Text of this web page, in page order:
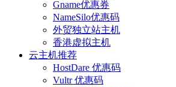
Gname优惠券
NameSilo优惠码
外贸独立站主机
香港虚拟主机
云主机推荐
HostDare 优惠码
Vultr 优惠码